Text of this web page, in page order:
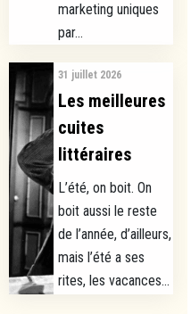
marketing uniques
par...
31 juillet 2026
Les meilleures
cuites
littéraires
L’été, on boit. On
boit aussi le reste
de l’année, d’ailleurs,
mais l’été a ses
rites, les vacances...